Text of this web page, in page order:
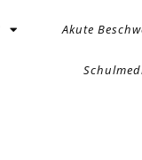
Akute